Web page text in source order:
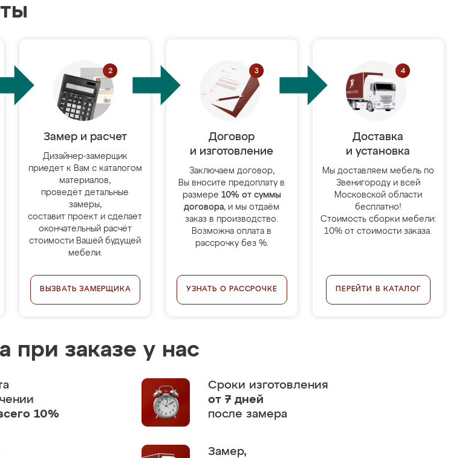
Замер и расчет
Дизайнер-замерщик
приедет к Вам с каталогом
материалов,
проведёт детальные
замеры,
составит проект и сделает
окончательный расчёт
стоимости Вашей будущей
мебели.
ВЫЗВАТЬ ЗАМЕРЩИКА
Договор
и изготовление
Заключаем договор,
Вы вносите предоплату в
размере 10% от суммы
договора, и мы отдаём
заказ в производство.
Возможна оплата в
рассрочку без %.
УЗНАТЬ О РАССРОЧКЕ
Доставка
и установка
Мы доставляем мебель по
Звенигороду и всей
Московской области
бесплатно!
Стоимость сборки мебели:
10% от стоимости заказа.
ПЕРЕЙТИ В КАТАЛОГ
при заказе у нас
10%
Сроки изготовления
от 7 дней
после замера
Замер,